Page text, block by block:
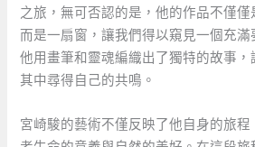
之旅，無可否認的是，他的作品不僅僅
而是一扇窗，讓我們得以窺見一個充滿
他用畫筆和靈魂編織出了獨特的故事
其中尋得自己的共鳴。
宮崎駿的藝術不僅反映了他自身的旅